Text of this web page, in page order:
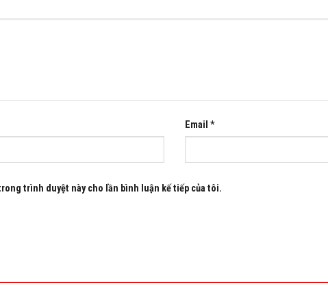
Email *
trình duyệt này cho lần bình luận kế tiếp của tôi.